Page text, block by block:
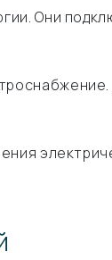
Они